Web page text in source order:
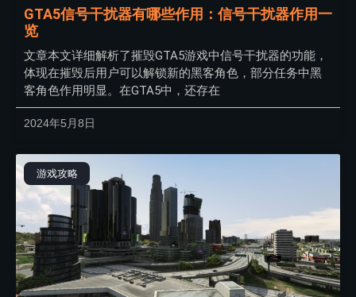
GTA5信号干扰器有哪些作用：信号干扰器作用一
览
文章本文详细解析了摧毁GTA5游戏中信号干扰器的功能，
体现在摧毁后用户可以解锁新的黑客角色，部分任务中黑
客角色作用明显。在GTA5中，还存在
2024年5月8日
游戏攻略